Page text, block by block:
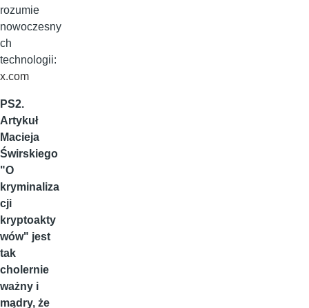
rozumie
nowoczesny
ch
technologii:
x.com
PS2.
Artykuł
Macieja
Świrskiego
"O
kryminaliza
cji
kryptoakty
wów" jest
tak
cholernie
ważny i
mądry, że